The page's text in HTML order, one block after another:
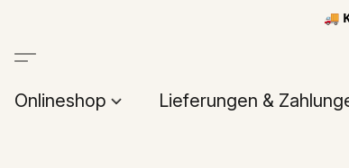
🚚
Onlineshop Lieferungen &